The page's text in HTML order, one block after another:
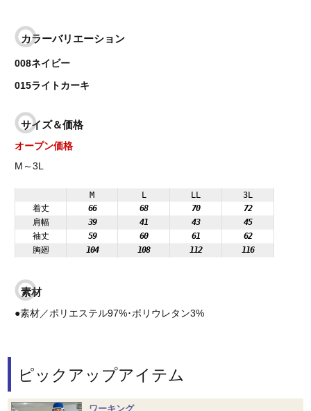
カラーバリエーション
008ネイビー
015ライトカーキ
サイズ＆価格
オープン価格
M～3L
M L LL
3L
着丈
66 68 70
72
肩幅
39 41 43
45
袖丈
59 60 61
62
胸廻
104 108 112 116
素材
●素材／ポリエステル97%･ポリウレタン3%
ピックアップアイテム
ワーキング